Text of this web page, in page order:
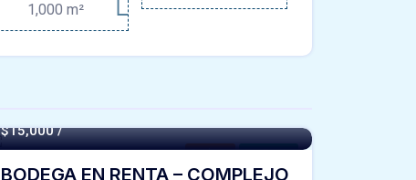
1,000 m²
Bodega For Renta
$15,000 /
BODEGA EN RENTA – COMPLEJO